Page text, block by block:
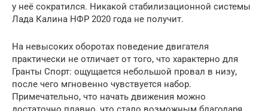
у неё сократился. Никакой стабилизационной системы
Лада Калина НФР 2020 года не получит.
На невысоких оборотах поведение двигателя
практически не отличает от того, что характерно для
Гранты Спорт: ощущается небольшой провал в низу,
после чего мгновенно чувствуется набор.
Примечательно, что начать движения можно